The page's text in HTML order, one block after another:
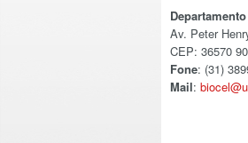
Av. Peter
CEP: 36570
Fone: (31)
Mail: